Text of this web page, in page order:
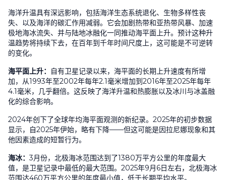
海洋升温具有深远影响，包括海洋生态系统退化、生物多样性丧
失、以及海洋的碳汇作用减弱。它会加剧热带和亚热带风暴、加速
极地海冰流失、并与陆地冰融化一同推动海平面上升。预计这种升
温趋势将持续下去，在百年到千年时间尺度上，这可能是不可逆转
的变化。
海平面上升：
自有卫星记录以来，海平面的长期上升速度有所增
加，从1993年至2002年每年2.1毫米增加到2016年至2025年每年
4.1毫米，几乎翻倍。这反映了海洋升温和热膨胀以及冰川与冰盖融
化的综合影响。
2024年创下了全球年均海平面观测的新纪录。 2025年的初步数据
显示，自2025年伊始，略有下降——但这可能是因拉尼娜现象和其
他因素造成的短暂行为。
海冰：3月份，北极海冰范围达到了1380万平方公里的年度最大
值，是卫星记录中最低的最大范围。 2025年9月6日左右，北极海冰
范围达460万平方公里的年度最小值，低于长期平均水平。